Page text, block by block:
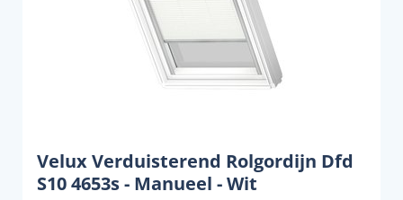
Velux Verduisterend Rolgordijn Dfd
S10 4653s - Manueel - Wit